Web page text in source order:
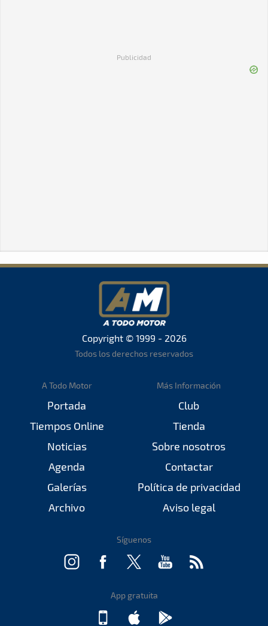
Publicidad
Copyright © 1999 - 2026
Todos los derechos reservados
A Todo Motor
Portada
Tiempos Online
Noticias
Agenda
Galerías
Archivo
Más Información
Club
Tienda
Sobre nosotros
Contactar
Política de privacidad
Aviso legal
Síguenos
App gratuita